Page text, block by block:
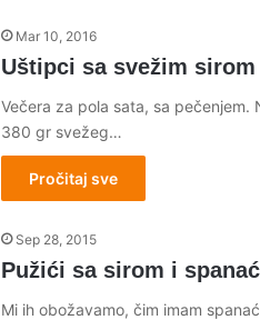
Mar 10, 2016
Uštipci sa svežim sirom
Večera za pola sata, sa pečenjem.
380 gr svežeg…
Pročitaj sve
Sep 28, 2015
Pužići sa sirom i
Mi ih obožavamo, čim imam